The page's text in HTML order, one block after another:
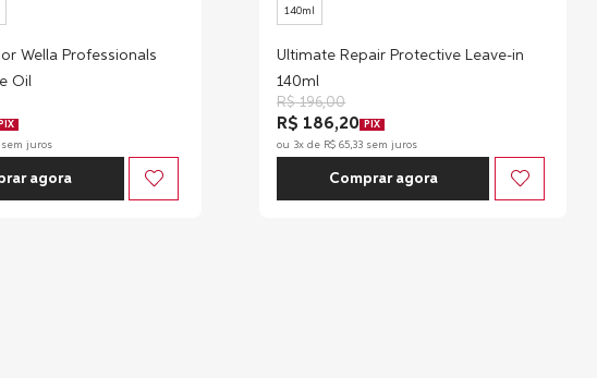
Wella Professionals
Oil
PIX
juros
agora
140ml
Ultimate Repair Protective Leave-in
140ml
R$ 196,00
R$ 186,20 PIX
ou 3x de R$ 65,33 sem juros
Comprar agora